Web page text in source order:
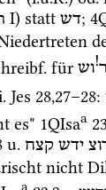
‎ I) statt דש;
für !וש
Jes 28,27–28:
es" 1QIsaa
u. ידש קצח
nicht
a